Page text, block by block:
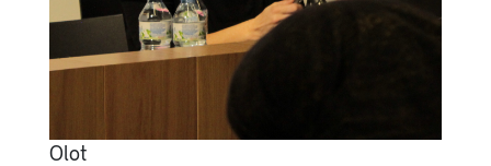
Olot